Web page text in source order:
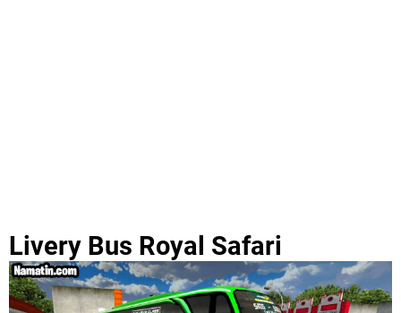
Livery Bus Royal Safari